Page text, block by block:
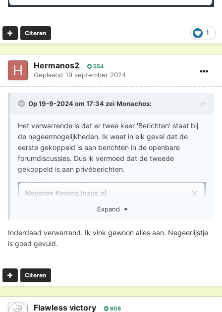
1
Citeren
Hermanos2 554
Geplaatst 19 september 2024
Op 19-9-2024 om 17:34 zei Monachos:
Het verwarrende is dat er twee keer 'Berichten' staat bij
de negeermogelijkheden. Ik weet in elk geval dat de
eerste gekoppeld is aan berichten in de openbare
forumdiscussies. Dus ik vermoed dat de tweede
gekoppeld is aan privéberichten.
Expand
Inderdaad verwarrend. Ik vink gewoon alles aan. Negeerlijstje
is goed gevuld.
Citeren
Flawless victory 608